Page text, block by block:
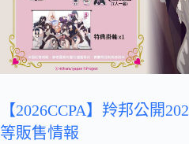
【2026CCPA】羚邦公開
等販售情報